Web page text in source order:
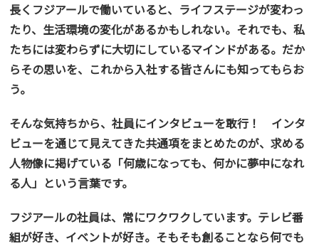
長くフジアールで働いていると、ライフステージが変わっ
たり、生活環境の変化があるかもしれない。それでも、私
たちには変わらずに大切にしているマインドがある。だか
らその思いを、これから入社する皆さんにも知ってもらお
う。
そんな気持ちから、社員にインタビューを敢行！ インタ
ビューを通じて見えてきた共通項をまとめたのが、求める
人物像に掲げている 「何歳になっても、何かに夢中になれ
る人」 という言葉です。
フジアールの社員は、常にワクワクしています。テレビ番
組が好き、イベントが好き。そもそも創ることなら何でも